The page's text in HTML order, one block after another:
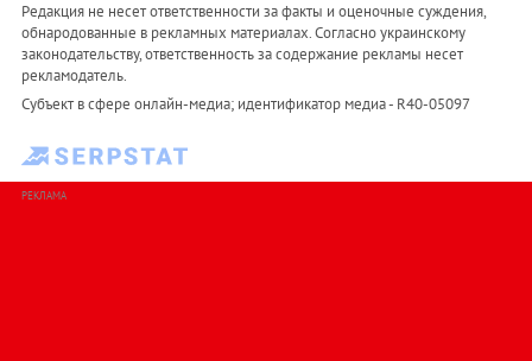
Редакция не несет ответственности за факты и оценочные суждения,
обнародованные в рекламных материалах. Согласно украинскому
законодательству, ответственность за содержание рекламы несет
рекламодатель.
Субъект в сфере онлайн-медиа; идентификатор медиа - R40-05097
РЕКЛАМА